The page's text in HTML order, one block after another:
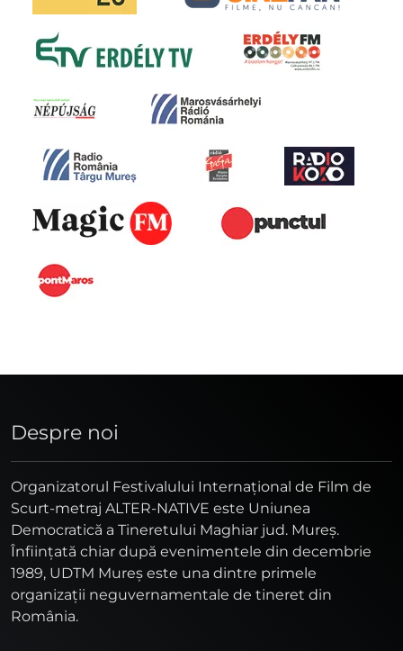
Despre noi
Organizatorul Festivalului Internaţional de Film de
Scurt-metraj ALTER-NATIVE este Uniunea
Democratică a Tineretului Maghiar jud. Mureş.
Înfiinţată chiar după evenimentele din decembrie
1989, UDTM Mureş este una dintre primele
organizaţii neguvernamentale de tineret din
România.